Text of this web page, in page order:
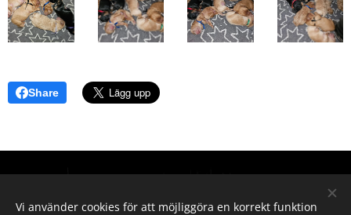
Share
Hör gärna av dig vid intresse
Vi använder cookies för att möjliggöra en korrekt funktion